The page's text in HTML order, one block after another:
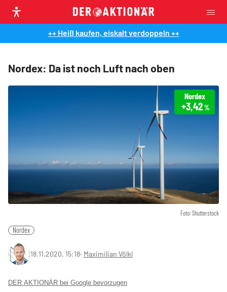
++ Heiß kaufen, eiskalt verdoppeln ++
Nordex: Da ist noch Luft nach oben
Foto: Shutterstock
Nordex
+3,42%
Nordex
18.11.2020, 15:18‧ Maximilian Völkl
DER AKTIONÄR bei Google bevorzugen